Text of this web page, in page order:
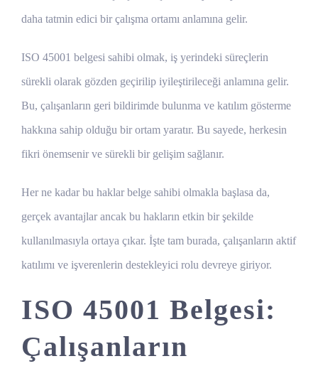
daha tatmin edici bir çalışma ortamı anlamına gelir.
ISO 45001 belgesi sahibi olmak, iş yerindeki süreçlerin
sürekli olarak gözden geçirilip iyileştirileceği anlamına gelir.
Bu, çalışanların geri bildirimde bulunma ve katılım gösterme
hakkına sahip olduğu bir ortam yaratır. Bu sayede, herkesin
fikri önemsenir ve sürekli bir gelişim sağlanır.
Her ne kadar bu haklar belge sahibi olmakla başlasa da,
gerçek avantajlar ancak bu hakların etkin bir şekilde
kullanılmasıyla ortaya çıkar. İşte tam burada, çalışanların aktif
katılımı ve işverenlerin destekleyici rolu devreye giriyor.
ISO 45001 Belgesi:
Çalışanların